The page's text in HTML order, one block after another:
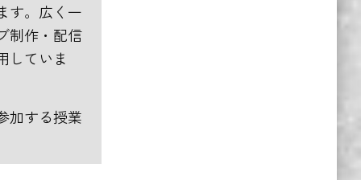
す。広く一
制作・配信
していま
加する授業